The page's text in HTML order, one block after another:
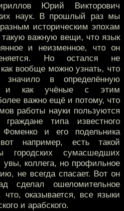
Юрий Викторович
наук. В прошлый раз мы
историческим эпохам
такую важную вещи, что язык
и неизменное, что он
Но остался не
вообще можно узнать, что
в определённую
и как учёные с этим
важно ещё и потому, что
работы науки пользуются
типа известного
и его подельника
например, есть такой
городских сумасшедших
коллега, но профильное
не всегда спасает. Вот он
сделал ошеломительное
оказывается, все языки
и арабского.